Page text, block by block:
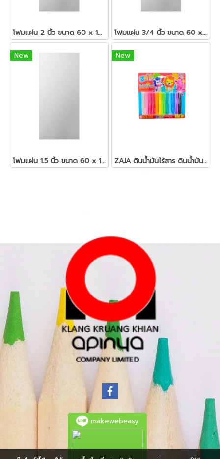
โฟมแผ่น 2 นิ้ว ขนาด 60 x 120 ซม.สีขาว โฟมแผ่น 3/4 นิ้ว ขนาด 60 x 120 ซม.สีขาว
New
โฟมแผ่น 1.5 นิ้ว ขนาด 60 x 120 ซม.สีขาว
New
ZAJA ดินน้ำมันไร้สาร ดินน้ำมันแท่งกลม 200 กรัม
makewebeasy